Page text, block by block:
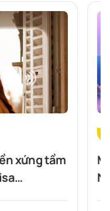
xứng tầm